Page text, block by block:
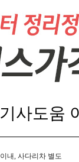
사도움
내, 사다리차 별도